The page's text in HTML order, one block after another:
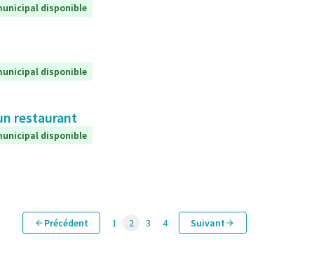
disponible
disponible
restaurant
disponible
Précédent 1 2 3 4 Suivant